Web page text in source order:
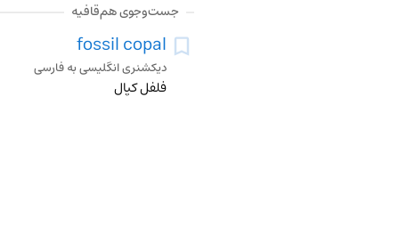
جست‌وجوی هم‌قافیه
fossil copal
دیکشنری انگلیسی به فارسی
فلفل کپال